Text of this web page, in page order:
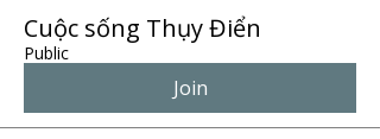
Cuộc sống Thụy Điển
Public
Join